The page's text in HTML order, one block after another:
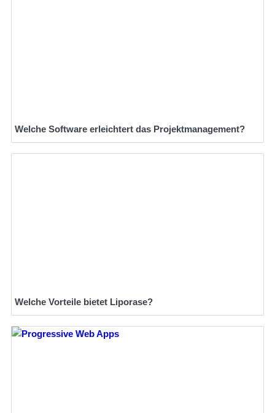
Welche Software erleichtert das Projektmanagement?
Welche Vorteile bietet Liporase?